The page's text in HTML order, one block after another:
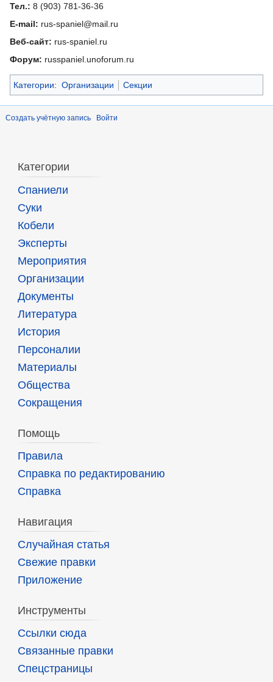
Тел.: 8 (903) 781-36-36
E-mail: rus-spaniel@mail.ru
Веб-сайт: rus-spaniel.ru
Форум: russpaniel.unoforum.ru
Категории: Организации Секции
Создать учётную запись Войти
Категории
Спаниели
Суки
Кобели
Эксперты
Мероприятия
Организации
Документы
Литература
История
Персоналии
Материалы
Общества
Сокращения
Помощь
Правила
Справка по редактированию
Справка
Навигация
Случайная статья
Свежие правки
Приложение
Инструменты
Ссылки сюда
Связанные правки
Спецстраницы